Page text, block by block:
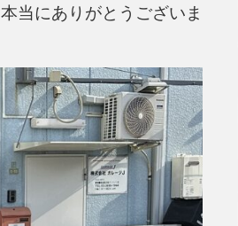
当にありがとうございま